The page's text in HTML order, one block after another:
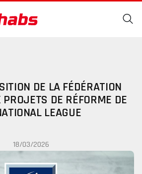
DE LA FÉDÉRATION
PROJETS DE RÉFORME DE
LEAGUE
18/03/2026